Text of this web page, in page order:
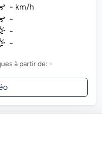
- km/h
-
-
-
à partir de: -